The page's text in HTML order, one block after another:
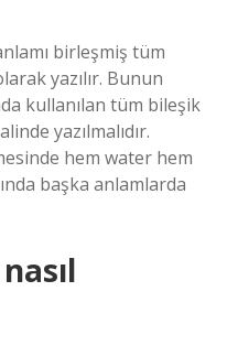
birleşmiş tüm
yazılır. Bunun
kullanılan tüm bileşik
yazılmalıdır.
hem water hem
başka anlamlarda